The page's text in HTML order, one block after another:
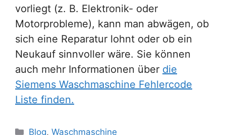
vorliegt (z. B. Elektronik- oder
Motorprobleme), kann man abwägen, ob
sich eine Reparatur lohnt oder ob ein
Neukauf sinnvoller wäre. Sie können
auch mehr Informationen über die
Siemens Waschmaschine Fehlercode
Liste finden.
Kategorien
Blog,Waschmaschine